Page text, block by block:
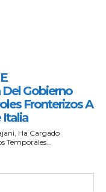
Gobierno
Fronterizos A
Italia
Ha Cargado